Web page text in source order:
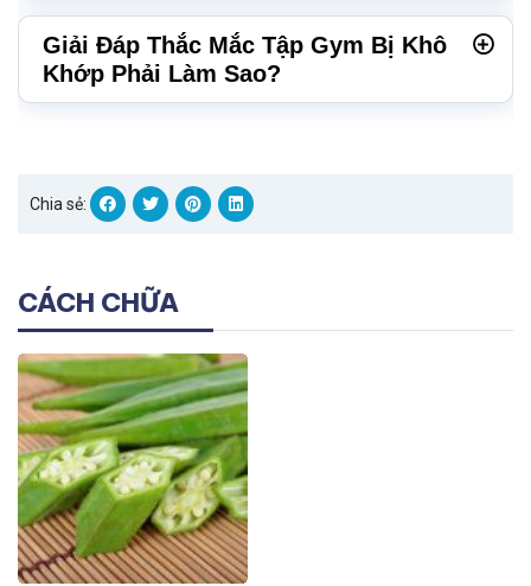
Giải Đáp Thắc Mắc Tập Gym Bị Khô
Khớp Phải Làm Sao?
Chia sẻ:
CÁCH CHỮA